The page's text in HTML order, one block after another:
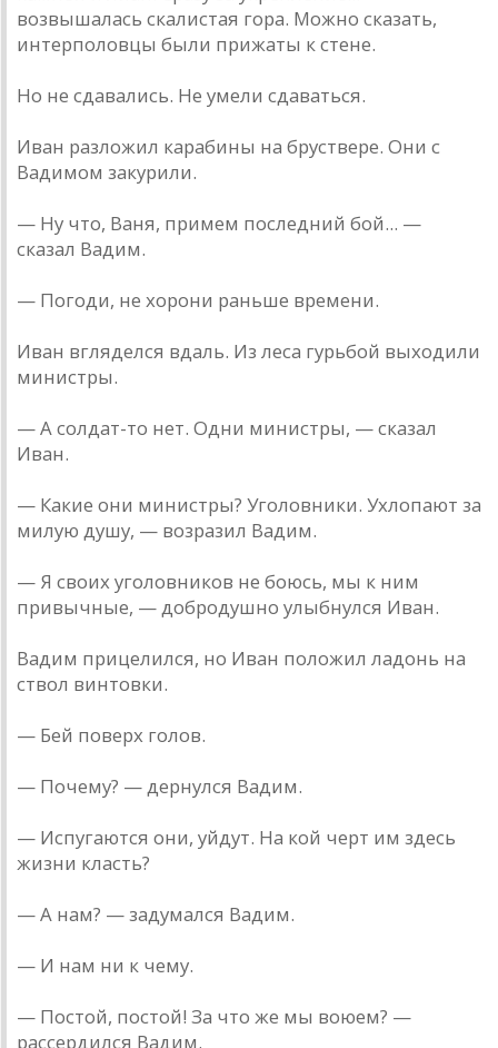
возвышалась скалистая гора. Можно сказать,
интерполовцы были прижаты к стене.
Но не сдавались. Не умели сдаваться.
Иван разложил карабины на бруствере. Они с
Вадимом закурили.
— Ну что, Ваня, примем последний бой... —
сказал Вадим.
— Погоди, не хорони раньше времени.
Иван вгляделся вдаль. Из леса гурьбой выходили
министры.
— А солдат-то нет. Одни министры, — сказал
Иван.
— Какие они министры? Уголовники. Ухлопают за
милую душу, — возразил Вадим.
— Я своих уголовников не боюсь, мы к ним
привычные, — добродушно улыбнулся Иван.
Вадим прицелился, но Иван положил ладонь на
ствол винтовки.
— Бей поверх голов.
— Почему? — дернулся Вадим.
— Испугаются они, уйдут. На кой черт им здесь
жизни класть?
— А нам? — задумался Вадим.
— И нам ни к чему.
— Постой, постой! За что же мы воюем? —
рассердился Вадим.